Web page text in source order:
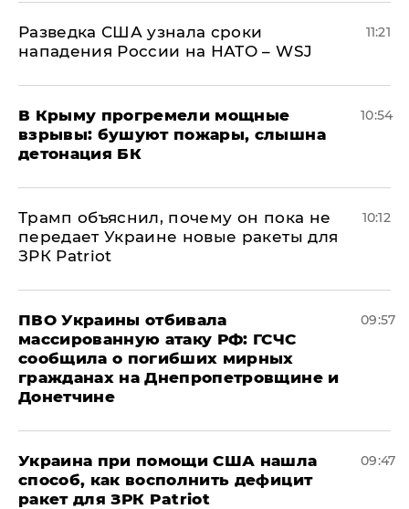
Разведка США узнала сроки
нападения России на НАТО – WSJ
11:21
В Крыму прогремели мощные
взрывы: бушуют пожары, слышна
детонация БК
10:54
Трамп объяснил, почему он пока не
передает Украине новые ракеты для
ЗРК Patriot
10:12
ПВО Украины отбивала
массированную атаку РФ: ГСЧС
сообщила о погибших мирных
гражданах на Днепропетровщине и
Донетчине
09:57
Украина при помощи США нашла
способ, как восполнить дефицит
ракет для ЗРК Patriot
09:47